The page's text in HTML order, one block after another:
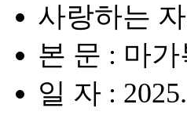
사랑하는
본 문 : 마가
일 자 :